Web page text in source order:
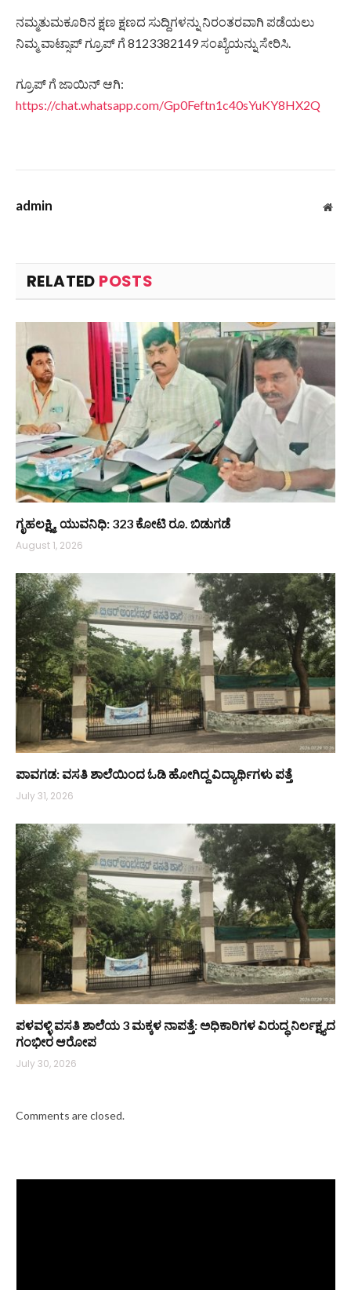
ನಮ್ಮತುಮಕೂರಿನ ಕ್ಷಣ ಕ್ಷಣದ ಸುದ್ದಿಗಳನ್ನು ನಿರಂತರವಾಗಿ ಪಡೆಯಲು
ನಿಮ್ಮ ವಾಟ್ಸಾಪ್ ಗ್ರೂಪ್ ಗೆ 8123382149 ಸಂಖ್ಯೆಯನ್ನು ಸೇರಿಸಿ.
ಗ್ರೂಪ್ ಗೆ ಜಾಯಿನ್ ಆಗಿ:
https://chat.whatsapp.com/Gp0Feftn1c40sYuKY8HX2Q
admin
RELATED POSTS
ಗೃಹಲಕ್ಷ್ಮಿ, ಯುವನಿಧಿ: 323 ಕೋಟಿ ರೂ. ಬಿಡುಗಡೆ
August 1, 2026
ಪಾವಗಡ: ವಸತಿ ಶಾಲೆಯಿಂದ ಓಡಿ ಹೋಗಿದ್ದ ವಿದ್ಯಾರ್ಥಿಗಳು ಪತ್ತೆ
July 31, 2026
ಪಳವಳ್ಳಿ ವಸತಿ ಶಾಲೆಯ 3 ಮಕ್ಕಳ ನಾಪತ್ತೆ: ಅಧಿಕಾರಿಗಳ ವಿರುದ್ಧ ನಿರ್ಲಕ್ಷ್ಯದ
ಗಂಭೀರ ಆರೋಪ
July 30, 2026
Comments are closed.